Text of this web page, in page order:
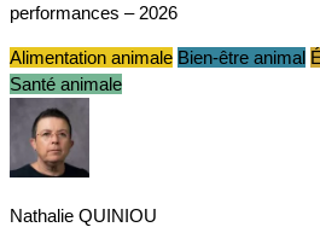
performances – 2026
Alimentation animale Bien-être animal
Santé animale
Nathalie QUINIOU